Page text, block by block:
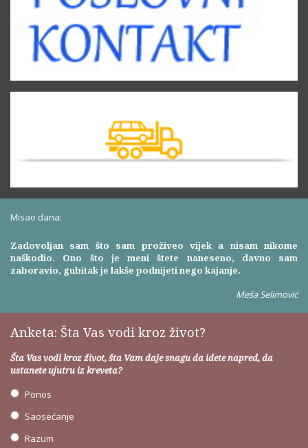
Misao dana:
Zadovoljan sam što sam proživeo vijek a nisam nikome
naškodio. Ono što je meni štete naneseno, davno sam
zaboravio, gubitak je lakše podnijeti nego kajanje.
Meša Selimović
Anketa: Šta Vas vodi kroz život?
Šta Vas vodi kroz život, šta Vam daje snagu da idete napred, da
ustanete ujutru iz kreveta?
Ponos
Saosećanje
Razum